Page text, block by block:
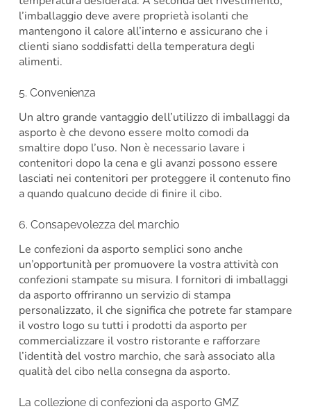
l’imballaggio deve avere proprietà isolanti che
mantengono il calore all’interno e assicurano che i
clienti siano soddisfatti della temperatura degli
alimenti.
5. Convenienza
Un altro grande vantaggio dell’utilizzo di imballaggi da
asporto è che devono essere molto comodi da
smaltire dopo l’uso. Non è necessario lavare i
contenitori dopo la cena e gli avanzi possono essere
lasciati nei contenitori per proteggere il contenuto fino
a quando qualcuno decide di finire il cibo.
6. Consapevolezza del marchio
Le confezioni da asporto semplici sono anche
un’opportunità per promuovere la vostra attività con
confezioni stampate su misura. I fornitori di imballaggi
da asporto offriranno un servizio di stampa
personalizzato, il che significa che potrete far stampare
il vostro logo su tutti i prodotti da asporto per
commercializzare il vostro ristorante e rafforzare
l’identità del vostro marchio, che sarà associato alla
qualità del cibo nella consegna da asporto.
La collezione di confezioni da asporto GMZ